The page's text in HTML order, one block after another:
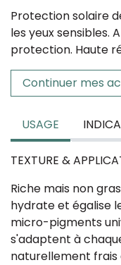
Protection solaire
les yeux sensibles.
protection. Haute
Continuer mes
USAGE
TEXTURE &
Riche mais non
hydrate et égalise
micro-pigments
s'adaptent à
naturellement frais